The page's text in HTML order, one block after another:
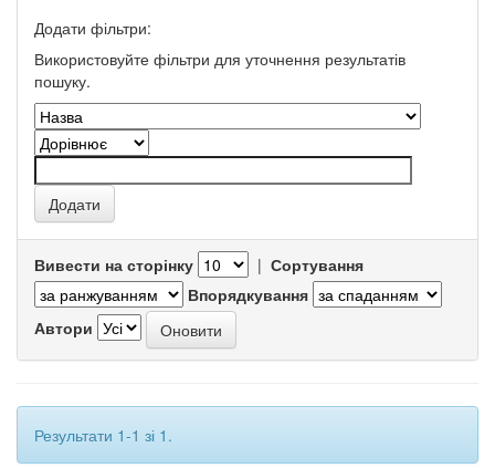
Додати фільтри:
Використовуйте фільтри для уточнення результатів
пошуку.
Вивести на сторінку | Сортування
Впорядкування
Автори
Результати 1-1 зі 1.